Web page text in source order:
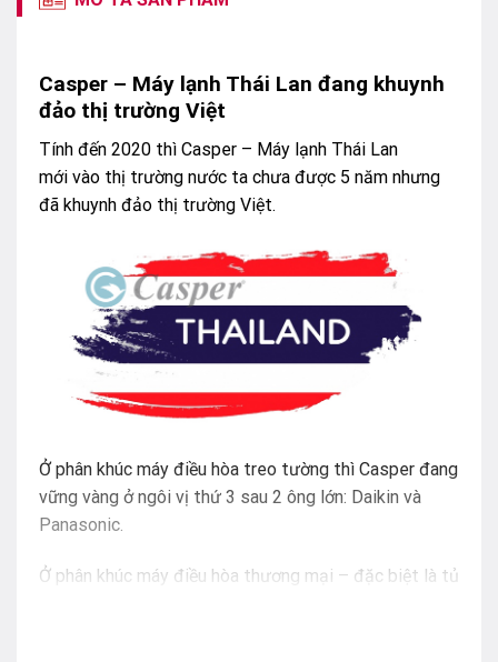
Casper – Máy lạnh Thái Lan đang khuynh
đảo thị trường Việt
Tính đến 2020 thì Casper – Máy lạnh Thái Lan
mới vào thị trường nước ta chưa được 5 năm nhưng
đã khuynh đảo thị trường Việt.
Ở phân khúc máy điều hòa treo tường thì Casper đang
vững vàng ở ngôi vị thứ 3 sau 2 ông lớn: Daikin và
Panasonic.
Ở phân khúc máy điều hòa thương mại – đặc biệt là tủ